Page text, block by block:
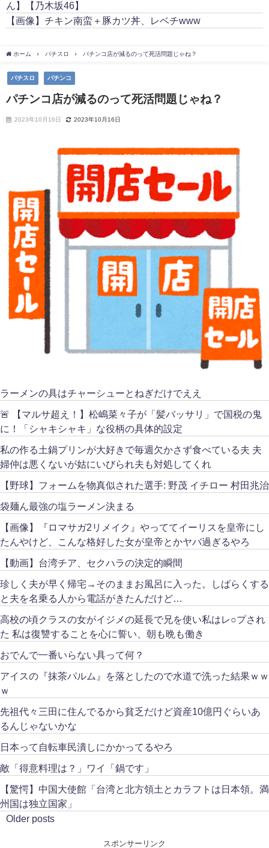
ん】【乃木坂46】
【画像】チキン南蛮＋豚カツ丼、レベチwww
ホーム パチスロ パチンコ店が減るのって死活問題じゃね？
パチスロ パチンコ
パチンコ店が減るのって死活問題じゃね？
2023年10月16日 2023年10月16日
ラーメンの具はチャーシューとねぎだけでええ
🚨 【マルサ超え！】松嶋菜々子が「髪バッサリ」で国税の鬼
に！「シャキシャキ」な役柄の具体的設定
私の作る土鍋プリンが大好きで毎週欠かさず食べている夫 夫
婦仲は悪くないが姑にいびられ夫も対処してくれ
【野球】フォームを物真似された選手: 野茂 イチロー 村田兆治
袋麺ん最強の塩ラーメン決まる
【画像】『ロマサガ2リメイク』やっててイーリスを皇帝にし
たんやけど、こんな格好した女が皇帝とかヤバ過ぎるやろ
【動画】台湾チア、セクハラの決定的瞬間
珍しく夫が早く帰宅→そのままお風呂に入った。しばらくする
と夫を名乗る人から電話がきたんだけど…
高校の頃クラスの女がイジメの延長で兄を使い私はレ○プされ
た 私は復讐することを心に誓い、朝も晩も働き
おでんで一番いらない具って何？
アイスの『抹茶パルム』を落としたので水道で洗った結果ｗｗ
ｗ
先祖代々三田に住んでるから貧乏だけど資産10億円ぐらいあ
るんじゃないかな
日本って自転車民潰しにかかってるやろ
敵「得意料理は？」ワイ「鍋です」
【驚愕】中国大使館「台湾と北方領土とカラフトは日本領。満
州国は独立国家」
Older posts
スポンサーリンク